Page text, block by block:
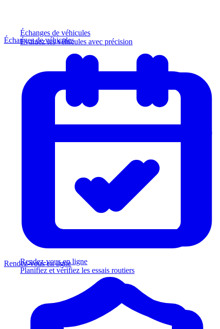
Échanges de véhicules
Évaluez les véhicules avec précision
Rendez-vous en ligne
Planifiez et vérifiez les essais routiers
Échanges de véhicules
Rendez-vous en ligne